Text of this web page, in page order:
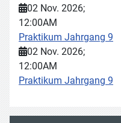
02 Nov. 2026;
12:00AM
Praktikum Jahrgang 9
02 Nov. 2026;
12:00AM
Praktikum Jahrgang 9